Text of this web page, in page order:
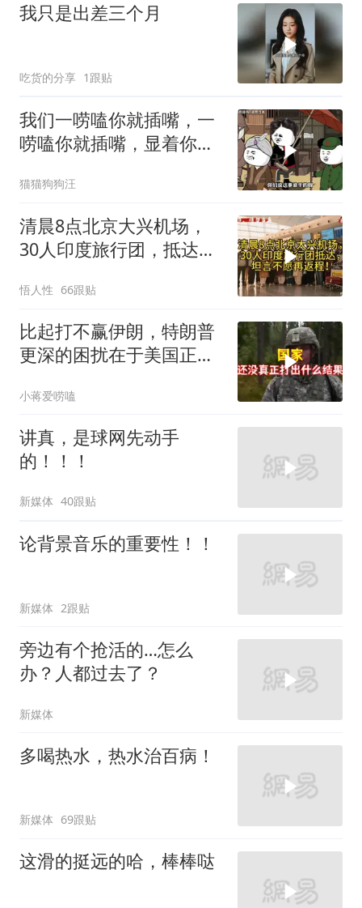
我只是出差三个月
吃货的分享 1跟贴
我们一唠嗑你就插嘴，一
唠嗑你就插嘴，显着你
猫猫狗狗汪
清晨8点北京大兴机场，
30人印度旅行团，抵达，
悟人性 66跟贴
比起打不赢伊朗，特朗普
更深的困扰在于美国正重
小蒋爱唠嗑
讲真，是球网先动手
的！！！
新媒体 40跟贴
论背景音乐的重要性！！
新媒体 2跟贴
旁边有个抢活的…怎么
办？人都过去了？
新媒体
多喝热水，热水治百病！
新媒体 69跟贴
这滑的挺远的哈，棒棒哒